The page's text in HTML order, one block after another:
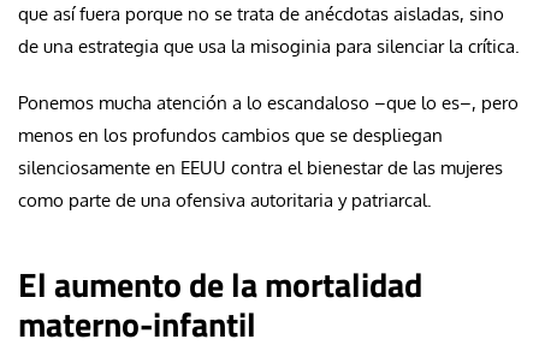
que así fuera porque no se trata de anécdotas aisladas, sino
de una estrategia que usa la misoginia para silenciar la crítica.
Ponemos mucha atención a lo escandaloso –que lo es–, pero
menos en los profundos cambios que se despliegan
silenciosamente en EEUU contra el bienestar de las mujeres
como parte de una ofensiva autoritaria y patriarcal.
El aumento de la mortalidad
materno-infantil